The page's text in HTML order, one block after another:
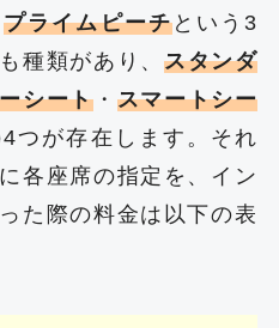
プライムピーチという3
種類があり、 スタンダ
シート・ スマートシー
つが存在します。それ
各座席の指定を、イン
た際の料金は以下の表